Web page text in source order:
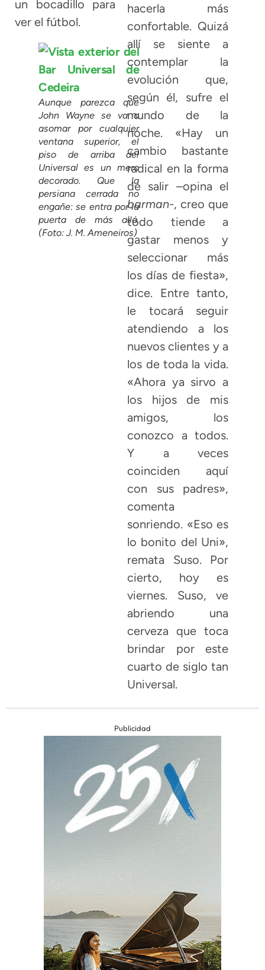
un bocadillo para
ver el fútbol.
Aunque parezca que
John Wayne se va a
asomar por cualquier
ventana superior, el
piso de arriba del
Universal es un mero
decorado. Que la
persiana cerrada no
engañe: se entra por la
puerta de más allá.
(Foto: J. M. Ameneiros)
hacerla más
confortable. Quizá
allí se siente a
contemplar la
evolución que,
según él, sufre el
mundo de la
noche. «Hay un
cambio bastante
radical en la forma
de salir –opina el
barman-, creo que
todo tiende a
gastar menos y
seleccionar más
los días de fiesta»,
dice. Entre tanto,
le tocará seguir
atendiendo a los
nuevos clientes y a
los de toda la vida.
«Ahora ya sirvo a
los hijos de mis
amigos, los
conozco a todos.
Y a veces
coinciden aquí
con sus padres»,
comenta
sonriendo. «Eso es
lo bonito del Uni»,
remata Suso. Por
cierto, hoy es
viernes. Suso, ve
abriendo una
cerveza que toca
brindar por este
cuarto de siglo tan
Universal.
Publicidad